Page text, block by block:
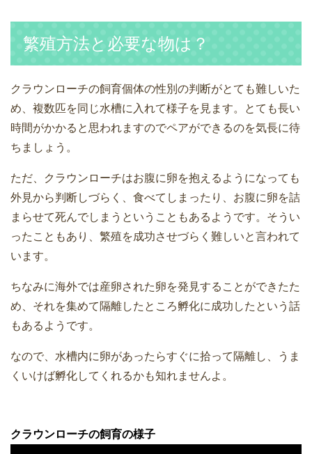
繁殖方法と必要な物は？
クラウンローチの飼育個体の性別の判断がとても難しいた
め、複数匹を同じ水槽に入れて様子を見ます。とても長い
時間がかかると思われますのでペアができるのを気長に待
ちましょう。
ただ、クラウンローチはお腹に卵を抱えるようになっても
外見から判断しづらく、食べてしまったり、お腹に卵を詰
まらせて死んでしまうということもあるようです。そうい
ったこともあり、繁殖を成功させづらく難しいと言われて
います。
ちなみに海外では産卵された卵を発見することができたた
め、それを集めて隔離したところ孵化に成功したという話
もあるようです。
なので、水槽内に卵があったらすぐに拾って隔離し、うま
くいけば孵化してくれるかも知れませんよ。
クラウンローチの飼育の様子